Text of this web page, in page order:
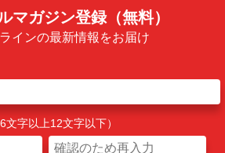
マガジン登録（無料）
インの最新情報をお届け
字以上12文字以下）